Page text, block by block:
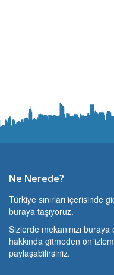
Ne Nerede?
Türki̇ye sınırları i̇çeri̇si̇nde
buraya taşıyoruz.
Si̇zlerde mekanınızı
hakkında gi̇tmeden ön
paylaşabi̇li̇rsi̇ni̇z.